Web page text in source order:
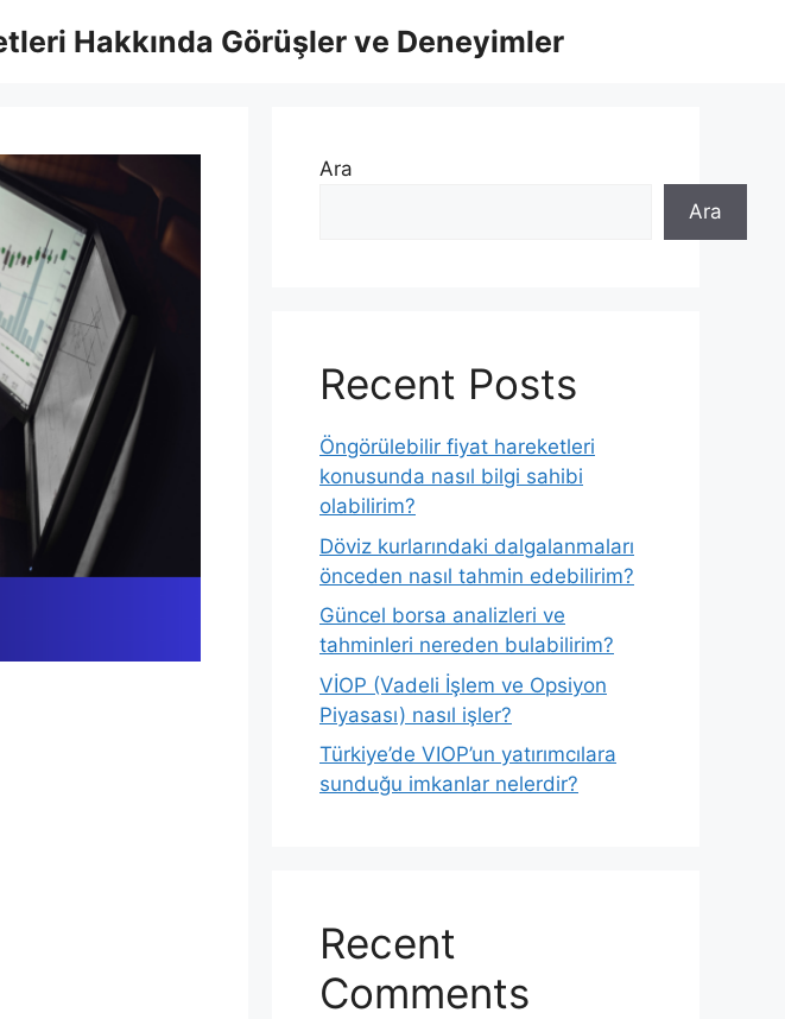
Hakkında Görüşler ve Deneyimler
Ara
Ara
Recent Posts
Öngörülebilir fiyat hareketleri
konusunda nasıl bilgi sahibi
olabilirim?
Döviz kurlarındaki dalgalanmaları
önceden nasıl tahmin edebilirim?
Güncel borsa analizleri ve
tahminleri nereden bulabilirim?
VİOP (Vadeli İşlem ve Opsiyon
Piyasası) nasıl işler?
Türkiye’de VIOP’un yatırımcılara
sunduğu imkanlar nelerdir?
Recent
Comments